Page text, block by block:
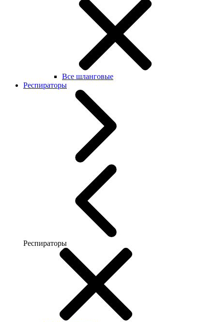
Все шланговые
Респираторы
Респираторы